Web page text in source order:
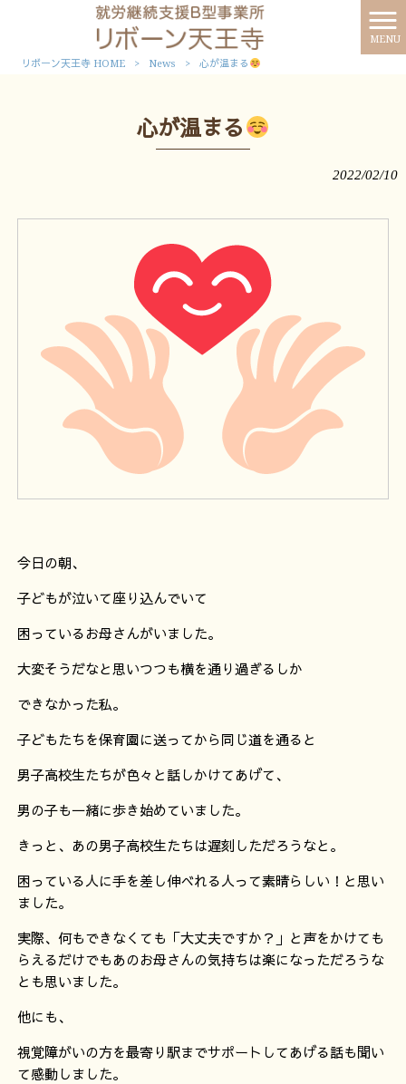
MENU
リボーン天王寺 HOME > News > 心が温まる
心が温まる
2022/02/10
今日の朝、
子どもが泣いて座り込んでいて
困っているお母さんがいました。
大変そうだなと思いつつも横を通り過ぎるしか
できなかった私。
子どもたちを保育園に送ってから同じ道を通ると
男子高校生たちが色々と話しかけてあげて、
男の子も一緒に歩き始めていました。
きっと、あの男子高校生たちは遅刻しただろうなと。
困っている人に手を差し伸べれる人って素晴らしい！と思い
ました。
実際、何もできなくても「大丈夫ですか？」と声をかけても
らえるだけでもあのお母さんの気持ちは楽になっただろうな
とも思いました。
他にも、
視覚障がいの方を最寄り駅までサポートしてあげる話も聞い
て感動しました。